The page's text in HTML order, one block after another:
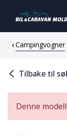
Campingvogner
Tilbake til
Denne